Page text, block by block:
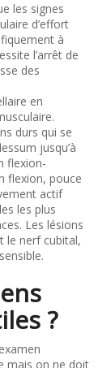
les signes
d’effort
à
l’arrêt de
des
en
durs qui se
jusqu’à
flexion-
flexion, pouce
actif
les plus
Les lésions
le nerf cubital,
?
mais on ne doit